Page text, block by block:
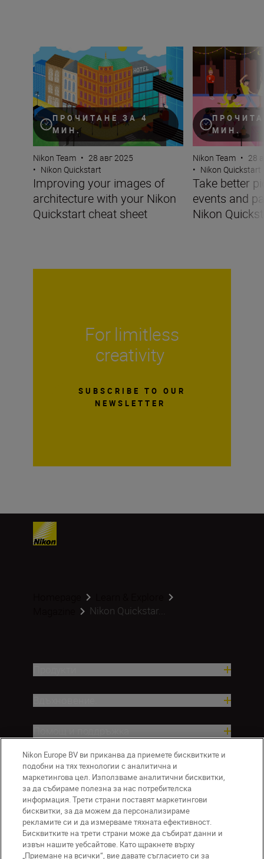
ПРОЧИТАНЕ ЗА 4
МИН.
Improving your images of architecture with your Nikon
Nikon Team • 28 авг 2025
• Nikon Quickstart
Improving your images of
architecture with your Nikon
Quickstart cheat sheet
МИН.
Take better
Nikon Team • 28
• Nikon Quickstart
Take better
events and
Nikon
For limitless
creativity
SUBSCRIBE TO OUR
NEWSLETTER
Nikon Quickstar...
Компания
Nikon Europe BV ви приканва да приемете бисквитките и
подобни на тях технологии с аналитична и
маркетингова цел. Използваме аналитични бисквитки,
за да събираме полезна за нас потребителска
информация. Трети страни поставят маркетингови
бисквитки, за да можем да персонализираме
рекламите си и да измерваме тяхната ефективност.
Бисквитките на трети страни може да събират данни и
извън нашите уебсайтове. Като щракнете върху
„Приемане на всички“, вие давате съгласието си за